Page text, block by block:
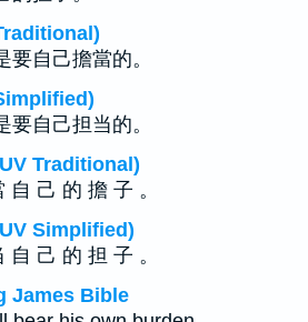
要自己擔當的。
要自己担当的。
Traditional)
己 的 擔 子 。
Simplified)
己 的 担 子 。
James Bible